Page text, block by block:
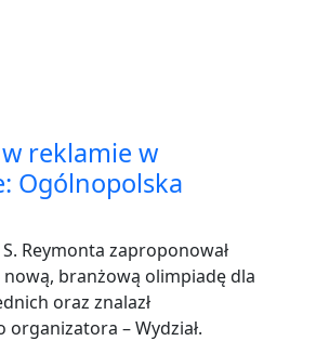
reklamie w
Ogólnopolska
S. Reymonta zaproponował
nową, branżową olimpiadę dla
oraz znalazł
– Wydział.